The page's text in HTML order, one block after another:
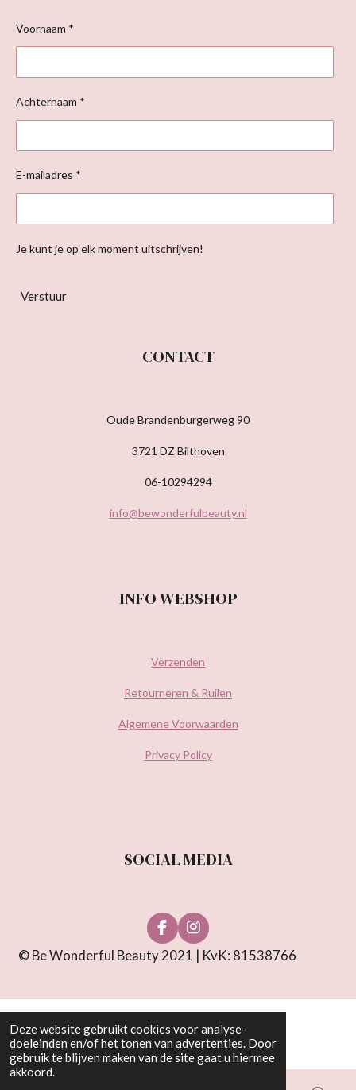
Deze website gebruikt cookies voor analyse-
doeleinden en/of het tonen van advertenties. Door
gebruik te blijven maken van de site gaat u hiermee
akkoord.
Voornaam *
Achternaam *
E-mailadres *
Je kunt je op elk moment uitschrijven!
Verstuur
CONTACT
Oude Brandenburgerweg 90
3721 DZ Bilthoven
06-10294294
info@bewonderfulbeauty.nl
INFO WEBSHOP
Verzenden
Retourneren & Ruilen
Algemene Voorwaarden
Privacy Policy
SOCIAL MEDIA
F
a
c
k
I
n
s
a
m
© Be Wonderful Beauty 2021 | KvK: 81538766